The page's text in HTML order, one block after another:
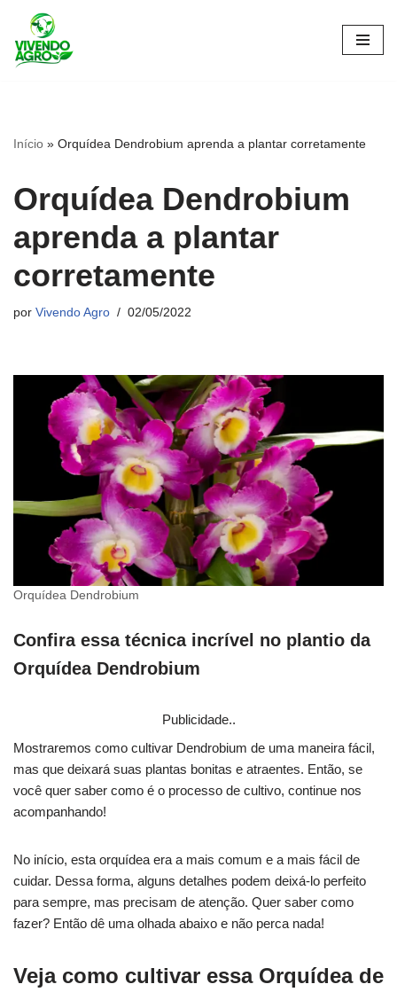
Pular
para
Início » Orquídea Dendrobium aprenda a plantar corretamente
Orquídea Dendrobium
aprenda a plantar
corretamente
por Vivendo Agro 02/05/2022
Orquídea Dendrobium
Confira essa técnica incrível no plantio da
Orquídea Dendrobium
Publicidade..
Mostraremos como cultivar Dendrobium de uma maneira fácil,
mas que deixará suas plantas bonitas e atraentes. Então, se
você quer saber como é o processo de cultivo, continue nos
acompanhando!
No início, esta orquídea era a mais comum e a mais fácil de
cuidar. Dessa forma, alguns detalhes podem deixá-lo perfeito
para sempre, mas precisam de atenção. Quer saber como
fazer? Então dê uma olhada abaixo e não perca nada!
Veja como cultivar essa Orquídea de